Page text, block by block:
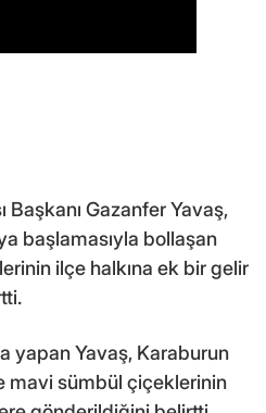
Başkanı Gazanfer Yavaş,
başlamasıyla bollaşan
ilçe halkına ek bir gelir
yapan Yavaş, Karaburun
mavi sümbül çiçeklerinin